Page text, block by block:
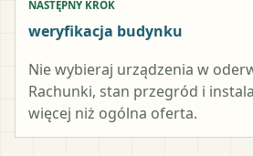
NASTĘPNY KROK
weryfikacja budynku
Nie wybieraj urządzenia w
Rachunki, stan przegród i
więcej niż ogólna oferta.